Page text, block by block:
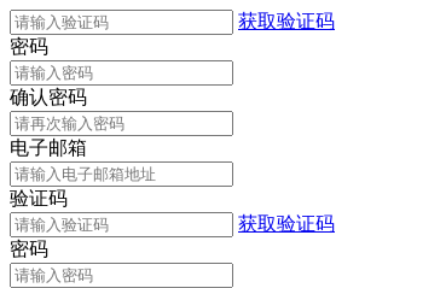
获取验证码
密码
确认密码
电子邮箱
验证码
获取验证码
密码